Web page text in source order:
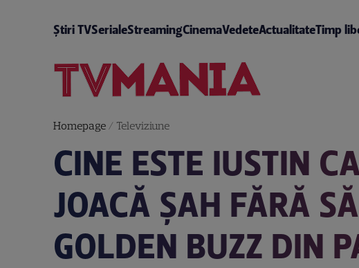
Știri TVSerialeStreamingCinemaVedeteActualitateTimp
Homepage/ Televiziune
CINE ESTE IUSTIN
JOACĂ ȘAH FĂRĂ
GOLDEN BUZZ DIN